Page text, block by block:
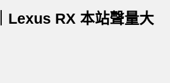
Lexus RX 本站聲量大